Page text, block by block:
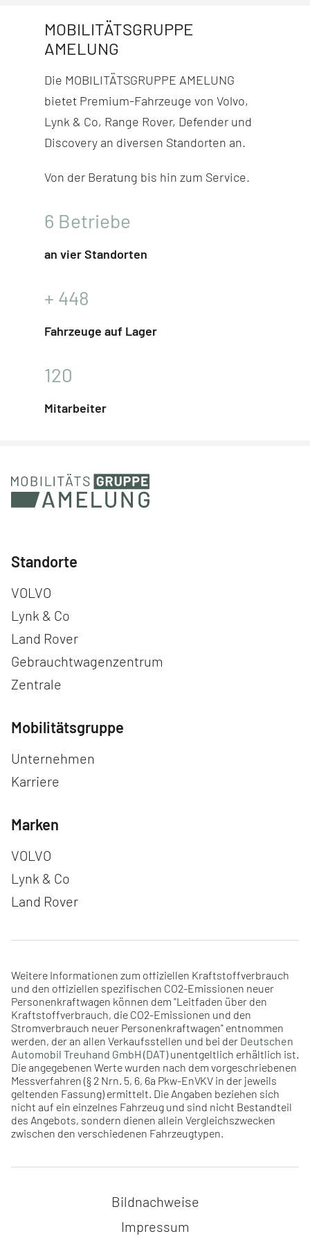
MOBILITÄTSGRUPPE
AMELUNG
Die MOBILITÄTSGRUPPE AMELUNG
bietet Premium-Fahr­zeuge von Volvo,
Lynk & Co, Range Rover, Defender und
Discovery an diversen Stand­orten an.
Von der Beratung bis hin zum Service.
6 Betriebe
an vier Standorten
+ 448
Fahrzeuge auf Lager
120
Mitarbeiter
Standorte
Navigation überspringen
VOLVO
Lynk & Co
Land Rover
Gebrauchtwagenzentrum
Zentrale
Mobilitätsgruppe
Navigation überspringen
Unternehmen
Karriere
Marken
Navigation überspringen
VOLVO
Lynk & Co
Land Rover
Weitere Informationen zum offiziellen Kraftstoffverbrauch
und den offiziellen spezifischen CO2-Emissionen neuer
Personenkraftwagen können dem "Leitfaden über den
Kraftstoffverbrauch, die CO2-Emissionen und den
Stromverbrauch neuer Personenkraftwagen" entnommen
werden, der an allen Verkaufsstellen und bei der Deutschen
Automobil Treuhand GmbH (DAT)unentgeltlich erhältlich ist.
Die angegebenen Werte wurden nach dem vorgeschriebenen
Messverfahren (§ 2 Nrn. 5, 6, 6a Pkw-EnVKV in der jeweils
geltenden Fassung) ermittelt. Die Angaben beziehen sich
nicht auf ein einzelnes Fahrzeug und sind nicht Bestandteil
des Angebots, sondern dienen allein Vergleichszwecken
zwischen den verschiedenen Fahrzeugtypen.
Navigation überspringen
Bildnachweise
Impressum